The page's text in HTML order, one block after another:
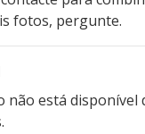
fotos, pergunte.
não está disponível